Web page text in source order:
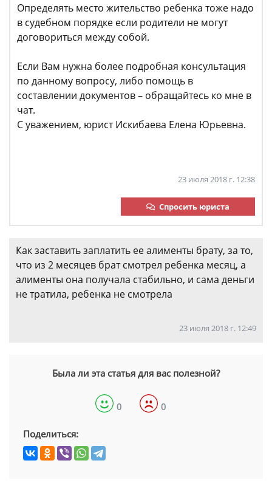
Определять место жительство ребенка тоже надо
в судебном порядке если родители не могут
договориться между собой.
Если Вам нужна более подробная консультация
по данному вопросу, либо помощь в
составлении документов – обращайтесь ко мне в
чат.
С уважением, юрист Искибаева Елена Юрьевна.
23 июля 2018 г. 12:38
Спросить юриста
Как заставить заплатить ее алименты брату, за то,
что из 2 месяцев брат смотрел ребенка месяц, а
алименты она получала стабильно, и сама деньги
не тратила, ребенка не смотрела
23 июля 2018 г. 12:49
Была ли эта статья для вас полезной?
0 0
Поделиться: